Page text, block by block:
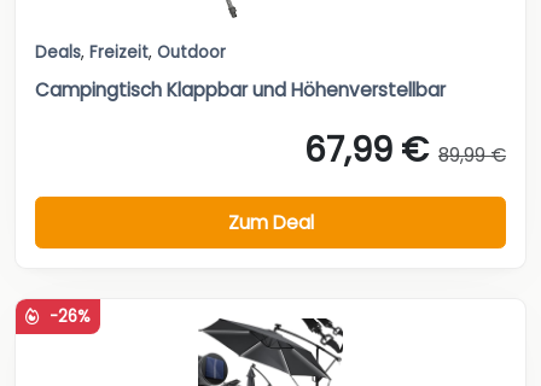
Deals, Freizeit, Outdoor
Campingtisch Klappbar und Höhenverstellbar
67,99 € 89,99 €
Zum Deal
-26%